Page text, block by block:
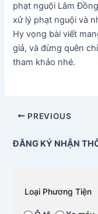
phạt nguội Lâm
xử lý phạt nguội và
Hy vọng bài viết
giả, và đừng quên
tham khảo nhé.
PREVIOUS
ĐĂNG KÝ NHẬN
Loại Phương Tiện